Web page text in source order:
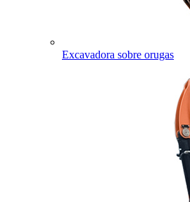
Excavadora sobre orugas